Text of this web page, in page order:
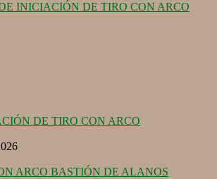
INICIACIÓN DE TIRO CON ARCO
DE TIRO CON ARCO
ARCO BASTIÓN DE ALANOS